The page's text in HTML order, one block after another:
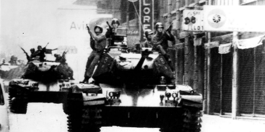
今月のスケジュール
MONTHLY SCHEDULE